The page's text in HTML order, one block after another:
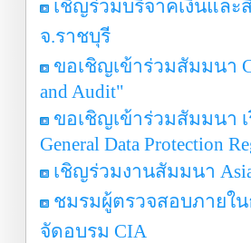
เชิญร่วมบริจาคเงินและ
จ.ราชบุรี
ขอเชิญเข้าร่วมสัมมนา
and Audit"
ขอเชิญเข้าร่วมสัมมนา เ
General Data Protection
เชิญร่วมงานสัมมนา Asia
ชมรมผู้ตรวจสอบภายใ
จัดอบรม CIA